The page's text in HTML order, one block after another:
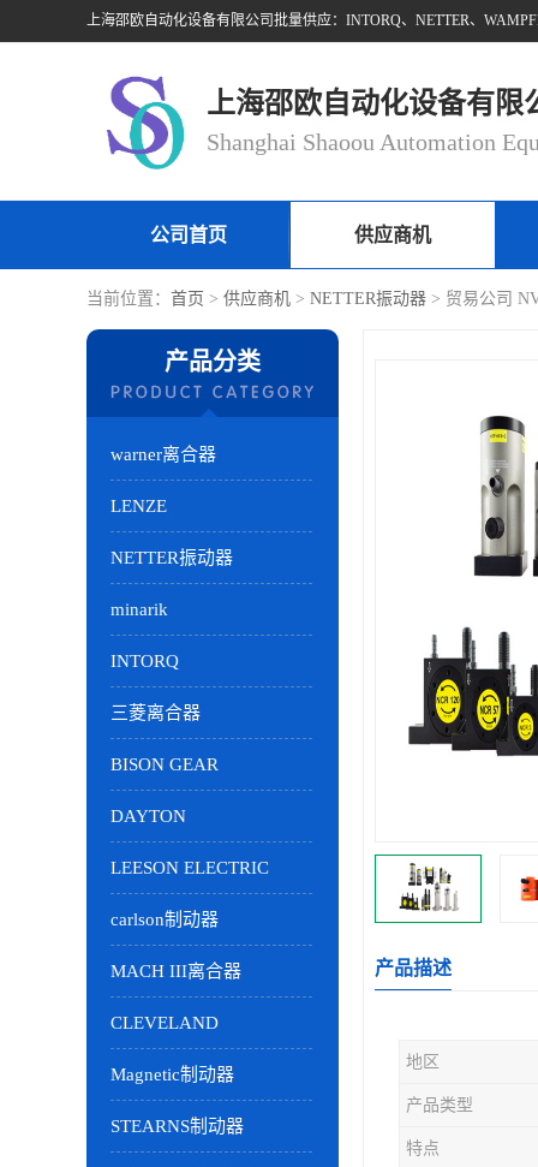
上海邵欧自动化设备有限
公司首页 供应商机
当前位置： 首页 > 供应商机 > NETTER振动器 > 贸易公司
产品分类
warner离合器
LENZE
NETTER振动器
minarik
INTORQ
三菱离合器
BISON GEAR
DAYTON
LEESON ELECTRIC
carlson制动器
MACH III离合器
CLEVELAND
Magnetic制动器
STEARNS制动器
产品描述
地区
产品类型
特点